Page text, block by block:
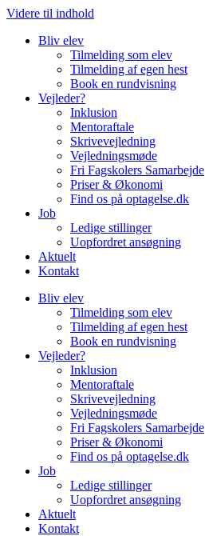
Videre til indhold
Bliv elev
Tilmelding som elev
Tilmelding af egen hest
Book en rundvisning
Vejleder?
Inklusion
Mentoraftale
Skrivevejledning
Vejledningsmøde
Fri Fagskolers Samarbejde
Priser & Økonomi
Find os på optagelse.dk
Job
Ledige stillinger
Uopfordret ansøgning
Aktuelt
Kontakt
Bliv elev
Tilmelding som elev
Tilmelding af egen hest
Book en rundvisning
Vejleder?
Inklusion
Mentoraftale
Skrivevejledning
Vejledningsmøde
Fri Fagskolers Samarbejde
Priser & Økonomi
Find os på optagelse.dk
Job
Ledige stillinger
Uopfordret ansøgning
Aktuelt
Kontakt